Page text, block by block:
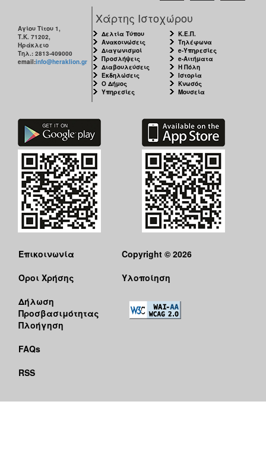
Αγίου Τίτου 1,
Τ.Κ. 71202,
Ηράκλειο
Τηλ.: 2813-409000
email:info@heraklion.gr
Χάρτης Ιστοχώρου
Δελτία Τύπου
Ανακοινώσεις
Διαγωνισμοί
Προσλήψεις
Διαβουλεύσεις
Εκδηλώσεις
Ο Δήμος
Υπηρεσίες
Κ.Ε.Π.
Τηλέφωνα
e-Υπηρεσίες
e-Αιτήματα
Η Πόλη
Ιστορία
Κνωσός
Μουσεία
Επικοινωνία
Όροι Χρήσης
Δήλωση
Προσβασιμότητας
Πλοήγηση
FAQs
RSS
Copyright © 2026
Υλοποίηση